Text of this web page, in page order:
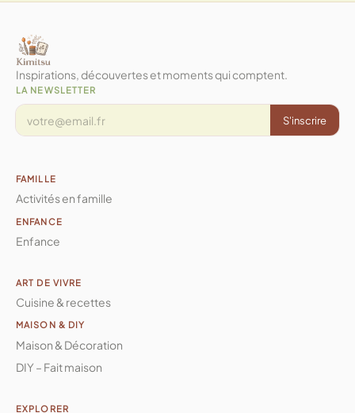
Inspirations, découvertes et moments qui comptent.
LA NEWSLETTER
S'inscrire
FAMILLE
Activités en famille
ENFANCE
Enfance
ART DE VIVRE
Cuisine & recettes
MAISON & DIY
Maison & Décoration
DIY – Fait maison
EXPLORER